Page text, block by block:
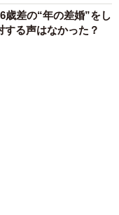
歳差の“年の差婚”をし
る声はなかった？